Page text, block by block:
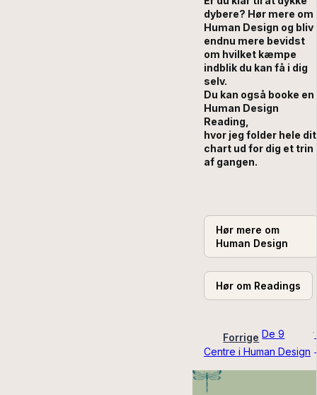
dybere? Hør mere om
Human Design og bliv
endnu mere bevidst
om hvilket kæmpe
indblik du kan få i dig
selv.
Du kan også booke en
Human Design
Reading,
hvor jeg folder hele dit
chart ud for dig et trin
af gangen.
Hør mere om
Human Design
Hør om Readings
Forrige De 9
Centre i Human Design